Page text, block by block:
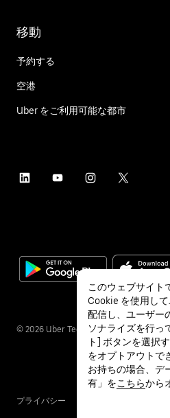
移動
予約する
空港
Uber をご利用可能な都市
© 2026 Uber Technologies Inc.
プライバシー
このウェブサイト
Cookie を使用し
配信し、ユーザー
ソナライズを行っ
ト] ボタンを選択
をオプトアウトで
お持ちの場合、デ
有」をこちらから